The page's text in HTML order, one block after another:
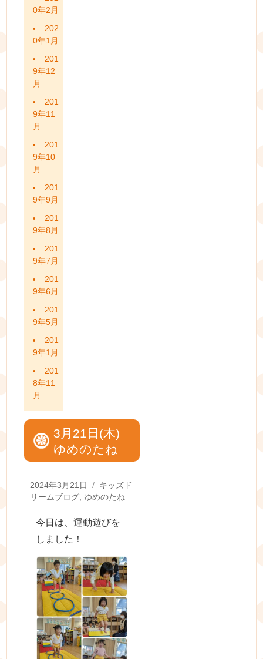
0年2月
202
0年1月
201
9年12
月
201
9年11
月
201
9年10
月
201
9年9月
201
9年8月
201
9年7月
201
9年6月
201
9年5月
201
9年1月
201
8年11
月
3月21日(木)
ゆめのたね
Posted
on
2024年3月21日 Categories
キッズド
リームブログ, ゆめのたね
今日は、運動遊びを
しました！